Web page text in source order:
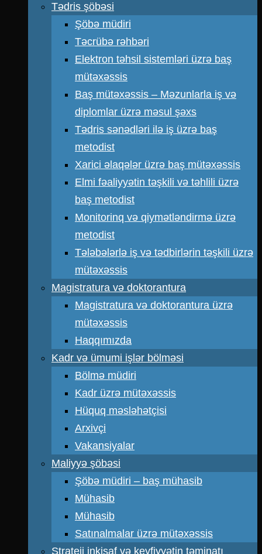
Tədris şöbəsi
Şöbə müdiri
Təcrübə rəhbəri
Elektron təhsil sistemləri üzrə baş
mütəxəssis
Baş mütəxəssis – Məzunlarla iş və
diplomlar üzrə məsul şəxs
Tədris sənədləri ilə iş üzrə baş
metodist
Xarici əlaqələr üzrə baş mütəxəssis
Elmi fəaliyyətin təşkili və təhlili üzrə
baş metodist
Monitorinq və qiymətləndirmə üzrə
metodist
Tələbələrlə iş və tədbirlərin təşkili üzrə
mütəxəssis
Magistratura və doktorantura
Magistratura və doktorantura üzrə
mütəxəssis
Haqqımızda
Kadr və ümumi işlər bölməsi
Bölmə müdiri
Kadr üzrə mütəxəssis
Hüquq məsləhətçisi
Arxivçi
Vakansiyalar
Maliyyə şöbəsi
Şöbə müdiri – baş mühasib
Mühasib
Mühasib
Satınalmalar üzrə mütəxəssis
Strateji inkişaf və keyfiyyətin təminatı